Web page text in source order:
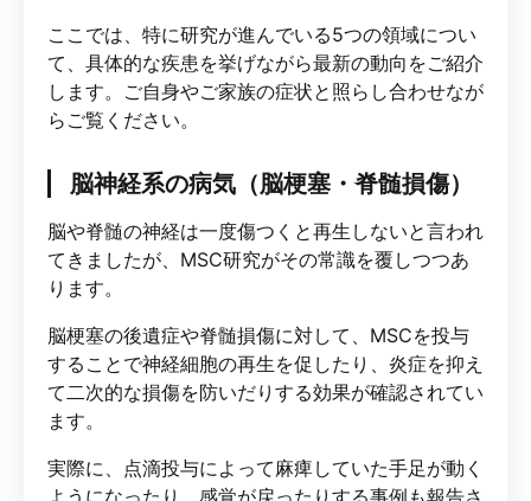
ここでは、特に研究が進んでいる5つの領域につい
て、具体的な疾患を挙げながら最新の動向をご紹介
します。ご自身やご家族の症状と照らし合わせなが
らご覧ください。
脳神経系の病気（脳梗塞・脊髄損傷）
脳や脊髄の神経は一度傷つくと再生しないと言われ
てきましたが、MSC研究がその常識を覆しつつあ
ります。
脳梗塞の後遺症や脊髄損傷に対して、MSCを投与
することで神経細胞の再生を促したり、炎症を抑え
て二次的な損傷を防いだりする効果が確認されてい
ます。
実際に、点滴投与によって麻痺していた手足が動く
ようになったり、感覚が戻ったりする事例も報告さ